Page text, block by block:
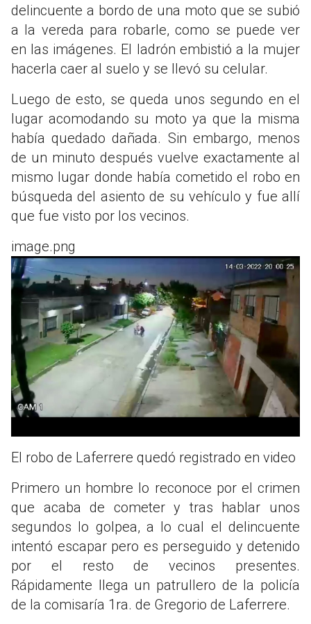
delincuente a bordo de una moto que se subió
a la vereda para robarle, como se puede ver
en las imágenes. El ladrón embistió a la mujer
hacerla caer al suelo y se llevó su celular.
Luego de esto, se queda unos segundo en el
lugar acomodando su moto ya que la misma
había quedado dañada. Sin embargo, menos
de un minuto después vuelve exactamente al
mismo lugar donde había cometido el robo en
búsqueda del asiento de su vehículo y fue allí
que fue visto por los vecinos.
image.png
El robo de Laferrere quedó registrado en video
Primero un hombre lo reconoce por el crimen
que acaba de cometer y tras hablar unos
segundos lo golpea, a lo cual el delincuente
intentó escapar pero es perseguido y detenido
por el resto de vecinos presentes.
Rápidamente llega un patrullero de la policía
de la comisaría 1ra. de Gregorio de Laferrere.